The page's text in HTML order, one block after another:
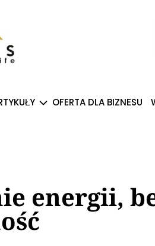
OFERTA DLA BIZNESU
energii,